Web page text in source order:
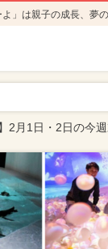
」は親子の成長、夢
】2月1日・2日の今